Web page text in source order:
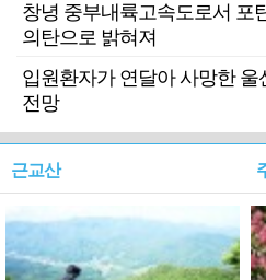
창녕 중부내륙고속도로서
의탄으로 밝혀져
입원환자가 연달아 사망한 울
전망
근교산